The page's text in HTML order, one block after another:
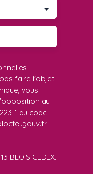
faire l'objet
vous
au
1 du code
BLOIS CEDEX.